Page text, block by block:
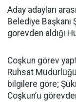
Aday adayları
Belediye Başkanı
görevden aldığı
Coşkun görev
Ruhsat Müdürlüğü
bilgilere göre;
Coşkun’u